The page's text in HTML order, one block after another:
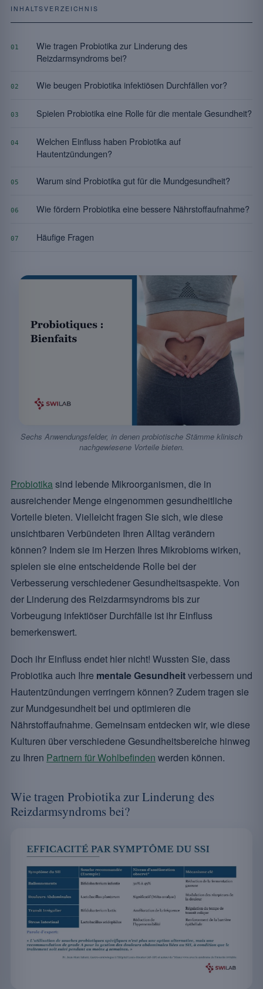
INHALTSVERZEICHNIS
01
Wie tragen Probiotika zur Linderung des
Reizdarmsyndroms bei?
02 Wie beugen Probiotika infektiösen Durchfällen vor?
03 Spielen Probiotika eine Rolle für die mentale Gesundheit?
04
Welchen Einfluss haben Probiotika auf
Hautentzündungen?
05 Warum sind Probiotika gut für die Mundgesundheit?
06 Wie fördern Probiotika eine bessere Nährstoffaufnahme?
07 Häufige Fragen
Sechs Anwendungsfelder, in denen probiotische Stämme klinisch
nachgewiesene Vorteile bieten.
Probiotikasind lebende Mikroorganismen, die in
ausreichender Menge eingenommen gesundheitliche
Vorteile bieten. Vielleicht fragen Sie sich, wie diese
unsichtbaren Verbündeten Ihren Alltag verändern
können? Indem sie im Herzen Ihres Mikrobioms wirken,
spielen sie eine entscheidende Rolle bei der
Verbesserung verschiedener Gesundheitsaspekte. Von
der Linderung des Reizdarmsyndroms bis zur
Vorbeugung infektiöser Durchfälle ist ihr Einfluss
bemerkenswert.
Doch ihr Einfluss endet hier nicht! Wussten Sie, dass
Probiotika auch Ihre mentale Gesundheitverbessern und
Hautentzündungen verringern können? Zudem tragen sie
zur Mundgesundheit bei und optimieren die
Nährstoffaufnahme. Gemeinsam entdecken wir, wie diese
Kulturen über verschiedene Gesundheitsbereiche hinweg
zu Ihren Partnern für Wohlbefinden werden können.
Wie tragen Probiotika zur Linderung des
Reizdarmsyndroms bei?